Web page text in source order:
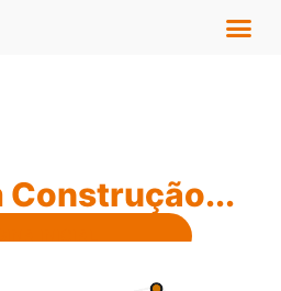
Construção...